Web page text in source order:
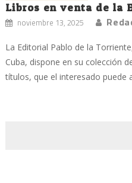
Libros en venta de la
noviembre 13, 2025
La Editorial Pablo de la
Cuba, dispone en su colección
títulos, que el interesado puede